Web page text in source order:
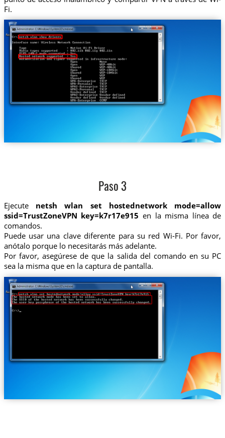
Fi.
Paso 3
Ejecute netsh wlan set hostednetwork mode=allow
ssid=TrustZoneVPN key=k7r17e915 en la misma línea de
comandos.
Puede usar una clave diferente para su red Wi-Fi. Por favor,
anótalo porque lo necesitarás más adelante.
Por favor, asegúrese de que la salida del comando en su PC
sea la misma que en la captura de pantalla.